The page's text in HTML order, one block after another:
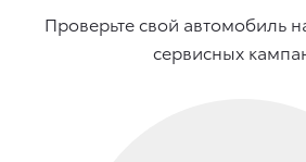
Проверьте свой автомобиль
сервисных